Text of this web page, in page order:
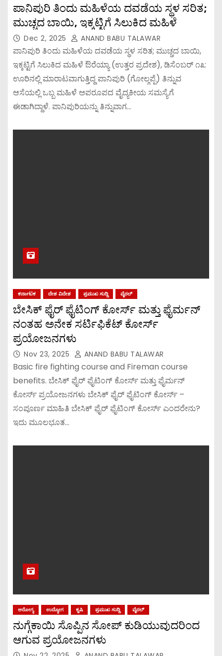
ಪಾನಿಪುರಿ ತಿಂದು ಮಹಿಳೆಯ ದವಡೆಯ ಸ್ಥಳ ಸರಿತ;
ಮುಚ್ಚದ ಬಾಯಿ, ಇಕ್ಕಟ್ಟಿಗೆ ಸಿಲುಕಿದ ಮಹಿಳೆ
Dec 2, 2025 ANAND BABU TALAWAR
ಪಾನಿಪುರಿ ತಿಂದು ಮಹಿಳೆಯ ದವಡೆಯ ಸ್ಥಳ ಸರಿತ; ಮುಚ್ಚದ ಬಾಯಿ,
ಇಕ್ಕಟ್ಟಿಗೆ ಸಿಲುಕಿದ ಮಹಿಳೆ ಔರೆಯ್ಯಾ (ಉತ್ತರ ಪ್ರದೇಶ), ಡಿಸೆಂಬರ್ ೧೩:
ಊರಿನಲ್ಲಿ ಮಾರಾಟವಾಗುತ್ತಿದ್ದ ಪಾನಿಪುರಿ (ಗೋಲ್ಗಪ್ಪೆ) ತಿನ್ನುವ
ಆಸೆಯಲ್ಲಿ ಒಬ್ಬ ಮಹಿಳೆ ಅಪರೂಪದ ವೈದ್ಯಕೀಯ ಸಮಸ್ಯೆಗೆ
ಈಡಾಗಿದ್ದಾಳೆ. ಪಾನಿಪುರಿಯನ್ನು ತಿನ್ನುವಾಗ…
ಕರ್ನಾಟಕ ದೇಶ ವಿದೇಶ ಪ್ರಮುಖ ಸುದ್ದಿ ವೈರಲ್
ಬೇಸಿಕ್ ಫೈರ್ ಫೈಟಿಂಗ್ ಕೋರ್ಸ್ ಮತ್ತು ಫೈರ್ಮನ್
ನಂತಹ ಅನೇಕ ಸರ್ಟಿಫಿಕೆಟ್ ಕೋರ್ಸ್
ಪ್ರಯೋಜನಗಳು
Nov 23, 2025 ANAND BABU TALAWAR
Basic fire fighting course and Fireman course
benefits. ಬೇಸಿಕ್ ಫೈರ್ ಫೈಟಿಂಗ್ ಕೋರ್ಸ್ ಮತ್ತು ಫೈರ್ಮನ್
ಕೋರ್ಸ್ ಪ್ರಯೋಜನಗಳು ಬೇಸಿಕ್ ಫೈರ್ ಫೈಟಿಂಗ್ ಕೋರ್ಸ್ –
ಸಂಪೂರ್ಣ ಮಾಹಿತಿ ಬೇಸಿಕ್ ಫೈರ್ ಫೈಟಿಂಗ್ ಕೋರ್ಸ್ ಎಂದರೇನು?
ಇದು ಮೂಲಭೂತ…
ಆರೋಗ್ಯ ಉದ್ಯೋಗ ಕೃಷಿ ಪ್ರಮುಖ ಸುದ್ದಿ ವೈರಲ್
ನುಗ್ಗೆಕಾಯಿ ಸೊಪ್ಪಿನ ಸೋಪ್ ಕುಡಿಯುವುದರಿಂದ
ಆಗುವ ಪ್ರಯೋಜನಗಳು